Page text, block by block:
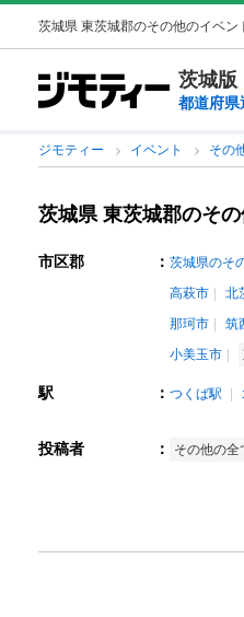
茨城県 東茨城郡のその他のイベン
茨城版
都道府県
ジモティー イベント その
茨城県 東茨城郡のそ
市区郡 ： 茨城県のそ
高萩市
北
那珂市
筑
小美玉市
駅 ： つくば駅
投稿者 ： その他の全